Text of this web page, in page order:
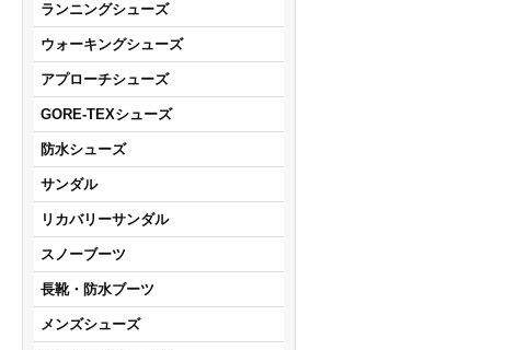
ランニングシューズ
ウォーキングシューズ
アプローチシューズ
GORE-TEXシューズ
防水シューズ
サンダル
リカバリーサンダル
スノーブーツ
長靴・防水ブーツ
メンズシューズ